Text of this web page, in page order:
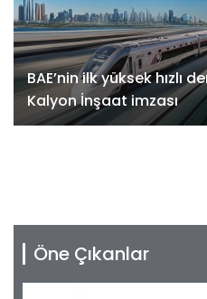
BAE’nin ilk yüksek hızlı
Kalyon İnşaat imzası
Öne Çıkanlar